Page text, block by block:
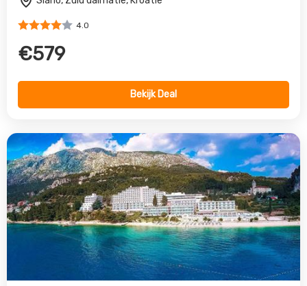
TUI BLUE Adriatic Beach
Zivogosce, Midden Dalmatie, Kroatie
€343
Bekijk Deal
Vorige Volgende